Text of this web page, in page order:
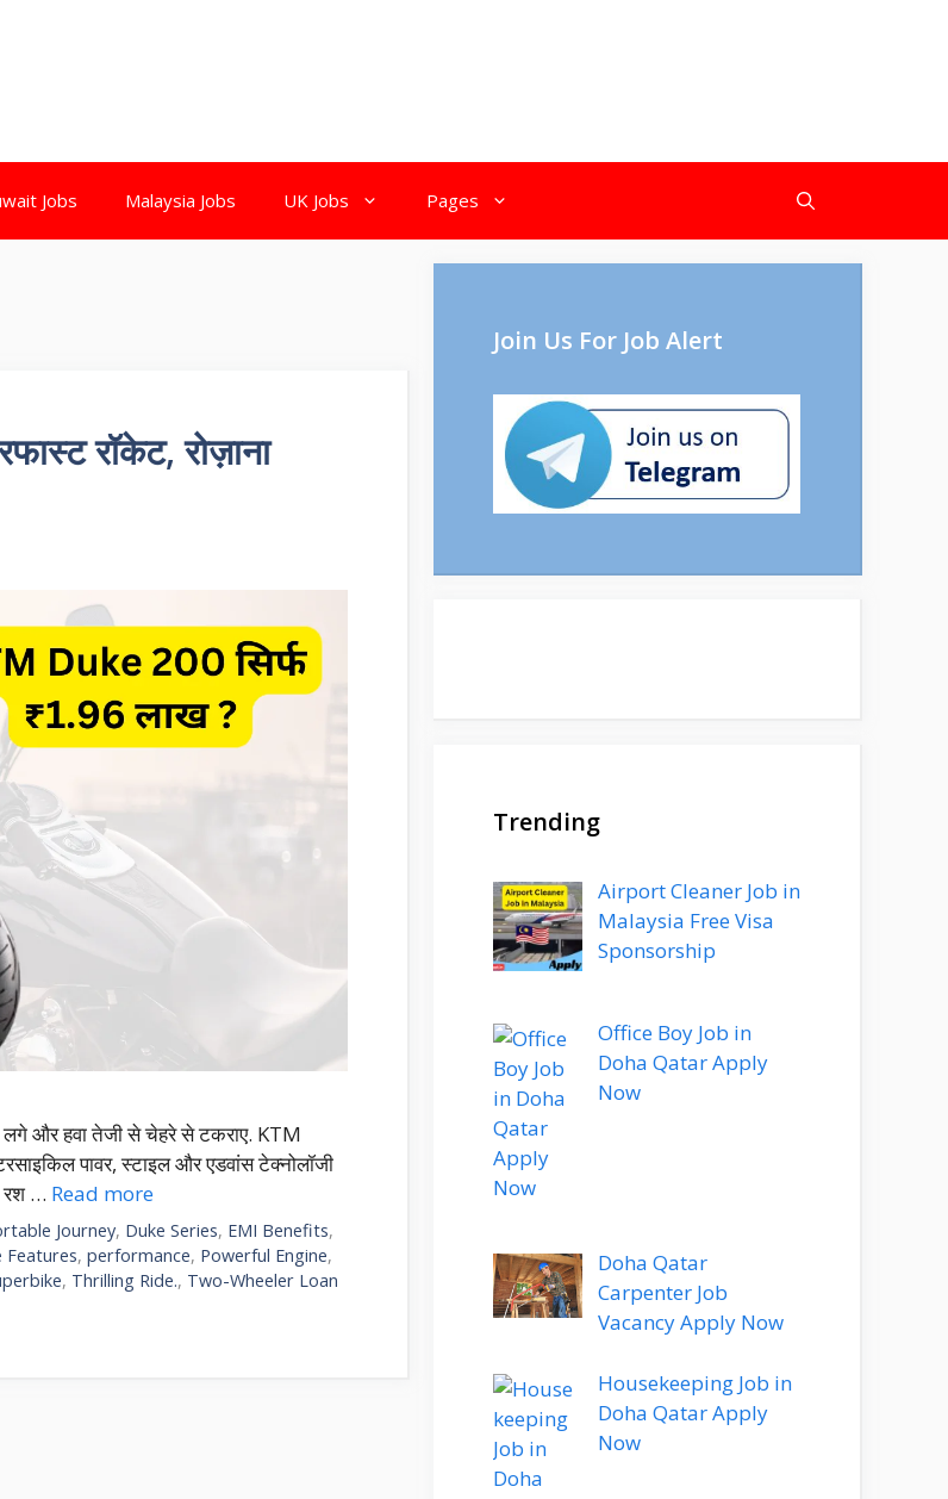
Jobs Malaysia Jobs UK Jobs Pages
रॉकेट, रोज़ाना
और हवा तेजी से चेहरे से टकराए. KTM
पावर, स्टाइल और एडवांस टेक्नोलॉजी
रश … Read more
Journey, Duke Series, EMI Benefits,
Features, performance, Powerful Engine,
, Thrilling Ride., Two-Wheeler Loan
Join Us For Job Alert
Trending
Airport Cleaner Job in
Malaysia Free Visa
Sponsorship
Office Boy Job in
Doha Qatar Apply
Now
Doha Qatar
Carpenter Job
Vacancy Apply Now
Housekeeping Job in
Doha Qatar Apply
Now